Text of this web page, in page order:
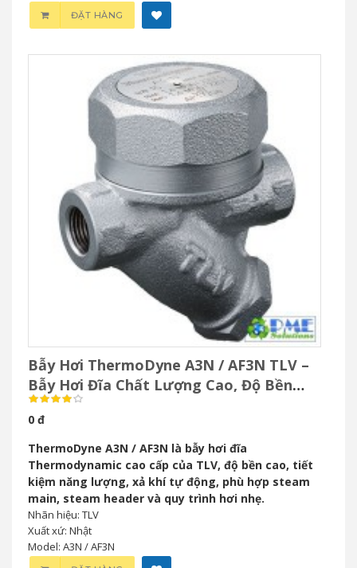
ĐẶT HÀNG
Bẫy Hơi ThermoDyne A3N / AF3N TLV –
Bẫy Hơi Đĩa Chất Lượng Cao, Độ Bền
Vượt Trội
0 đ
ThermoDyne A3N / AF3N là bẫy hơi đĩa
Thermodynamic cao cấp của TLV, độ bền cao, tiết
kiệm năng lượng, xả khí tự động, phù hợp steam
main, steam header và quy trình hơi nhẹ.
Nhãn hiệu: TLV
Xuất xứ: Nhật
Model: A3N / AF3N